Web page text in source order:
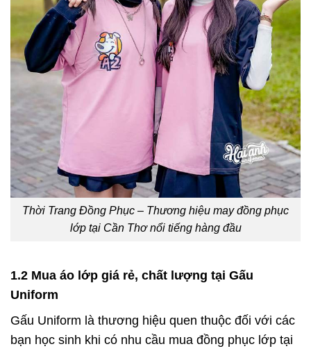
Thời Trang Đồng Phục – Thương hiệu may đồng phục
lớp tại Cần Thơ nổi tiếng hàng đầu
1.2 Mua áo lớp giá rẻ, chất lượng tại Gấu
Uniform
Gấu Uniform là thương hiệu quen thuộc đối với các
bạn học sinh khi có nhu cầu mua đồng phục lớp tại